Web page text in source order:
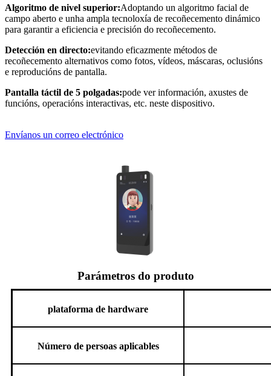
Algoritmo de nivel superior:Adoptando un algoritmo facial de
campo aberto e unha ampla tecnoloxía de recoñecemento dinámico
para garantir a eficiencia e precisión do recoñecemento.
Detección en directo:evitando eficazmente métodos de
recoñecemento alternativos como fotos, vídeos, máscaras, oclusións
e reproducións de pantalla.
Pantalla táctil de 5 polgadas:pode ver información, axustes de
funcións, operacións interactivas, etc. neste dispositivo.
Envíanos un correo electrónico
Parámetros do produto
plataforma de hardware
Número de persoas aplicables